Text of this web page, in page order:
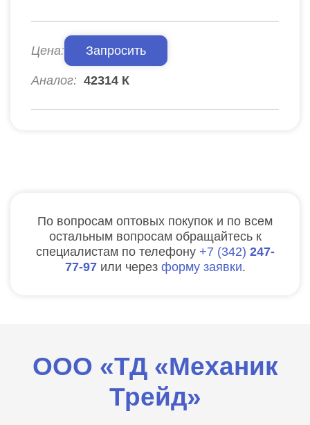
Цена: Запросить
Аналог: 42314 К
По вопросам оптовых покупок и по всем
остальным вопросам обращайтесь к
специалистам по телефону
7 342 247-
77-97 или через форму заявки.
ООО «ТД «Механик
Трейд»